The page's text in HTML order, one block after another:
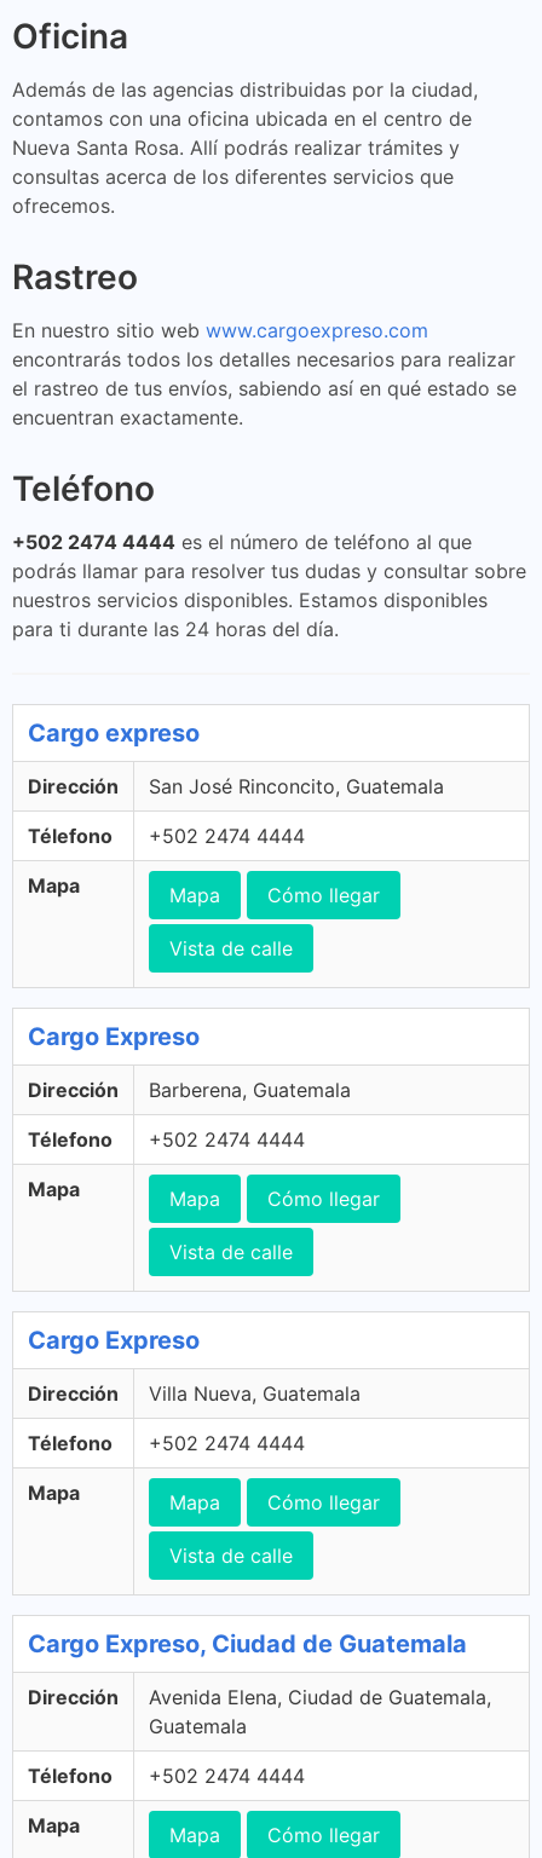
Oficina
Además de las agencias distribuidas por la ciudad,
contamos con una oficina ubicada en el centro de
Nueva Santa Rosa. Allí podrás realizar trámites y
consultas acerca de los diferentes servicios que
ofrecemos.
Rastreo
En nuestro sitio web www.cargoexpreso.com
encontrarás todos los detalles necesarios para realizar
el rastreo de tus envíos, sabiendo así en qué estado se
encuentran exactamente.
Teléfono
+502 2474 4444 es el número de teléfono al que
podrás llamar para resolver tus dudas y consultar sobre
nuestros servicios disponibles. Estamos disponibles
para ti durante las 24 horas del día.
Cargo expreso
Dirección San José Rinconcito, Guatemala
Télefono +502 2474 4444
Mapa Mapa Cómo llegar
Vista de calle
Cargo Expreso
Dirección Barberena, Guatemala
Télefono +502 2474 4444
Mapa Mapa Cómo llegar
Vista de calle
Cargo Expreso
Dirección Villa Nueva, Guatemala
Télefono +502 2474 4444
Mapa Mapa Cómo llegar
Vista de calle
Cargo Expreso, Ciudad de Guatemala
Dirección
Avenida Elena, Ciudad de Guatemala,
Guatemala
Télefono +502 2474 4444
Mapa Mapa Cómo llegar